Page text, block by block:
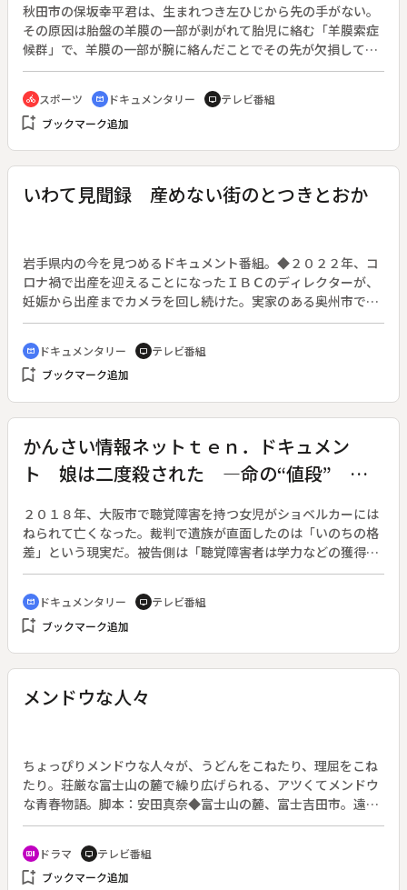
秋田市の保坂幸平君は、生まれつき左ひじから先の手がない。
その原因は胎盤の羊膜の一部が剥がれて胎児に絡む「羊膜索症
候群」で、羊膜の一部が腕に絡んだことでその先が欠損して生
まれたのだ。最初は戸惑った両親だが、自分の身体に堂々とし
てほしいと願いながら幸平君を育ててきた。ある日幸平君は、
「ぼくの左手はいつ生えてくるの？」と母に聞いたことがあっ
たが、「残念だけど生えてこない。でも幸ちゃんはきっとなん
ました。以降、幸平君はサッカー、水泳、筋電義手の装着など
たくさんの挑戦をしてきた。そして小学校高学年で出会ったパ
ラ水泳で身体に合った泳ぎを教わってタイムが伸び、全国大会
directions_bike スポーツ cinematic_blur ドキュメンタリー tv テレビ番組
bookmark_add ブックマーク追加
いわて見聞録 産めない街のとつきとおか
岩手県内の今を見つめるドキュメント番組。◆２０２２年、コ
ロナ禍で出産を迎えることになったＩＢＣのディレクターが、
妊娠から出産までカメラを回し続けた。実家のある奥州市では
分娩施設は閉鎖し、３０キロ近く離れた隣町での出産を決意す
るが、妊婦検診、突発的な体調の変化など、不安が付きまと
う。医療現場、看護や福祉、行政ができることは何か、出産を
経験した人々への取材やインタビューを通して、周産期医療の
cinematic_blur ドキュメンタリー tv テレビ番組
bookmark_add ブックマーク追加
かんさい情報ネットｔｅｎ．ドキュメン
ト 娘は二度殺された ―命の“値段” 賠
２０１８年、大阪市で聴覚障害を持つ女児がショベルカーには
ねられて亡くなった。裁判で遺族が直面したのは「いのちの格
差」という現実だ。被告側は「聴覚障害者は学力などの獲得が
難しい」として、賠償額は労働者の平均賃金の約６割が妥当と
主張している。健常者と同様の生活ができるようにと、女児の
教育に熱心に取り組んできた両親は「娘を２度殺された」と憤
る。事故にあわなければ将来得られるはずであった収入、いわ
れており、決して障害者だけの問題ではない。あらゆる差別の
撲滅が叫ばれる社会の中で、司法の世界でなぜこうした差別が
許されるのか。裁判を通じて司法、命のあり方を考える。◆解
cinematic_blur ドキュメンタリー tv テレビ番組
bookmark_add ブックマーク追加
メンドウな人々
ちょっぴりメンドウな人々が、うどんをこねたり、理屈をこね
たり。荘厳な富士山の麓で繰り広げられる、アツくてメンドウ
な青春物語。脚本：安田真奈◆富士山の麓、富士吉田市。遠山
雄大（片岡千之助）は、地味で友達も少なく、学校生活もパッ
としない。ある日、遅くまでブラブラしていたところ、酔っ払
った洋食店の主人・桑原猛（的場浩司）とぶつかり、猛は足を
怪我してしまう。雄大は買い出しや掃除を手伝いに洋食店に通
recent_actors ドラマ tv テレビ番組
bookmark_add ブックマーク追加